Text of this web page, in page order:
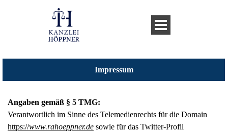
Impressum
Angaben gemäß § 5 TMG:
Verantwortlich im Sinne des Telemedienrechts für die Domain
https://www.rahoeppner.de sowie für das Twitter-Profil